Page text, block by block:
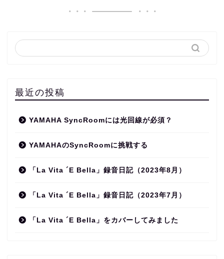
最近の投稿
YAMAHA SyncRoomには光回線が必須？
YAMAHAのSyncRoomに挑戦する
「La Vita ´E Bella」録音日記（2023年8月）
「La Vita ´E Bella」録音日記（2023年7月）
「La Vita ´E Bella」をカバーしてみました